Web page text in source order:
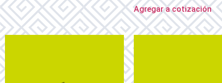
Agregar a cotización